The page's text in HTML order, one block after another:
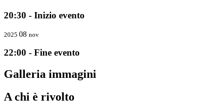
20:30 - Inizio evento
2025 08 nov
22:00 - Fine evento
Galleria immagini
A chi è rivolto